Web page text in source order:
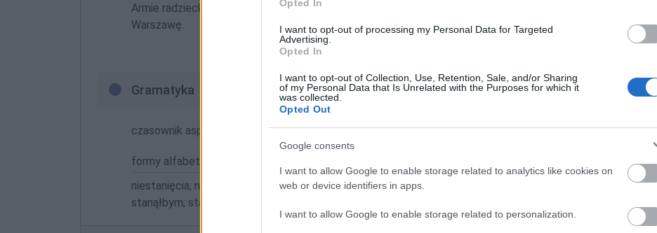
Opted In
I want to opt-out of processing my Personal Data for Targeted
Advertising.
Opted In
I want to opt-out of Collection, Use, Retention, Sale, and/or Sharing
of my Personal Data that Is Unrelated with the Purposes for which it
was collected.
Opted Out
Google consents
I want to allow Google to enable storage related to analytics like cookies on
web or device identifiers in apps.
I want to allow Google to enable storage related to personalization.
Armie radzieckie
nad Wisłą, aby zebrać siły i na rozkaz Stalina czekać, aż Niemcy wypalą
Warszawę.
Gramatyka
czasownik aspekt dokonany nieprzechodni
formy alfabetycznie:
niestanięcia; niestanięcie; niestanięciem; niestanięciu; stań; staną; stanąć; stanął; stanąłby;
stanąłbym; stanąłbyś; stanąłem |